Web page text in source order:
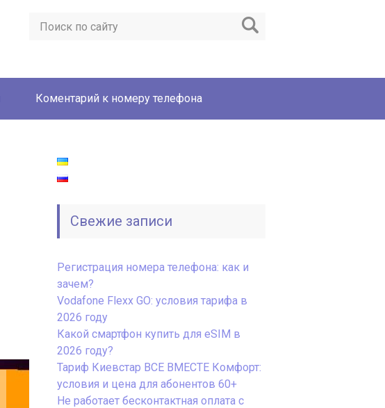
Коментарий к номеру телефона
Свежие записи
Регистрация номера телефона: как и
зачем?
Vodafone Flexx GO: условия тарифа в
2026 году
Какой смартфон купить для eSIM в
2026 году?
Тариф Киевстар ВСЕ ВМЕСТЕ Комфорт:
условия и цена для абонентов 60+
Не работает бесконтактная оплата с